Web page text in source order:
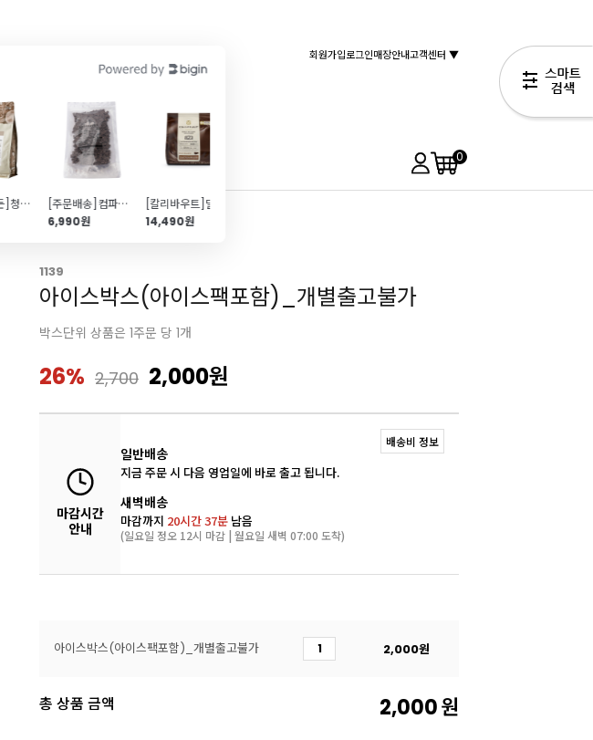
[브레드가든]청크초코칩(1kg\/컴파운드)
[주문배송]컴파운드 초콜릿청크(500g)
6,990원
14,490원
회원가입로그인매장안내고객센터 ▼
0
1139
아이스박스(아이스팩포함)_개별출고불가
박스단위 상품은 1주문 당 1개
26% 2,700 2,000원
마감시간
안내
일반배송
지금 주문 시 다음 영업일에 바로 출고 됩니다.
새벽배송
마감까지 20시간 37분 남음
(일요일 정오 12시 마감 | 월요일 새벽 07:00 도착)
배송비 정보
아이스박스(아이스팩포함)_개별출고불가 2,000원
총 상품 금액 2,000원